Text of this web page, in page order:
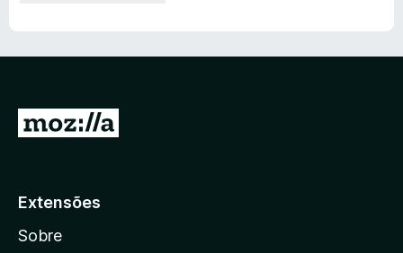
a
a
Extensões
Sobre